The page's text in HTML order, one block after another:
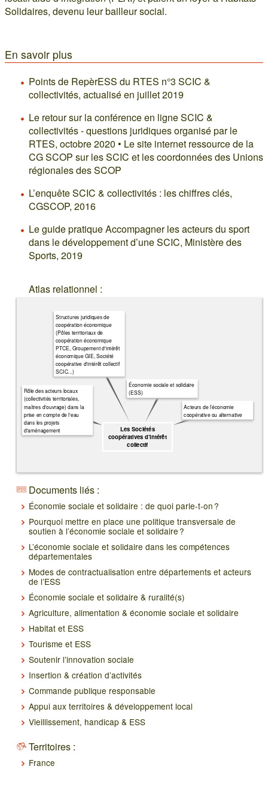
Solidaires, devenu leur bailleur social.
En savoir plus
Points de RepèrESS du RTES n°3 SCIC &
collectivités, actualisé en juillet 2019
Le retour sur la conférence en ligne SCIC &
collectivités - questions juridiques organisé par le
RTES, octobre 2020 • Le site internet ressource de la
CG SCOP sur les SCIC et les coordonnées des Unions
régionales des SCOP
L’enquête SCIC & collectivités : les chiffres clés,
CGSCOP, 2016
Le guide pratique Accompagner les acteurs du sport
dans le développement d’une SCIC, Ministère des
Sports, 2019
Atlas relationnel :
Les Sociétés
coopératives d’intérêt
collectif
Acteurs de l’économie
coopérative ou alternative
Économie sociale et solidaire
(ESS)
Structures juridiques de
coopération économique
(Pôles territoriaux de
coopération économique
PTCE, Groupement d'intérêt
économique GIE, Société
coopérative d'intérêt collectif
SCIC...)
Rôle des acteurs locaux
(collectivités territoriales,
maîtres d'ouvrage) dans la
prise en compte de l'eau
dans les projets
d'aménagement
Documents liés :
Économie sociale et solidaire : de quoi parle-t-on ?
Pourquoi mettre en place une politique transversale de
soutien à l’économie sociale et solidaire ?
L’économie sociale et solidaire dans les compétences
départementales
Modes de contractualisation entre départements et acteurs
de l’ESS
Économie sociale et solidaire & ruralité(s)
Agriculture, alimentation & économie sociale et solidaire
Habitat et ESS
Tourisme et ESS
Soutenir l’innovation sociale
Insertion & création d’activités
Commande publique responsable
Appui aux territoires & développement local
Vieillissement, handicap & ESS
Territoires :
France